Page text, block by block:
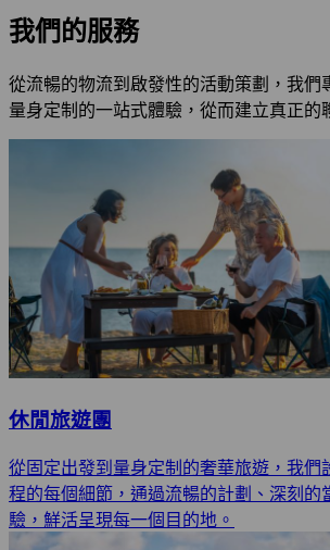
我們的服務
從流暢的物流到啟發性的活動策劃，我們
量身定制的一站式體驗，從而建立真正的
休閒旅遊團
從固定出發到量身定制的奢華旅遊，我們
程的每個細節，通過流暢的計劃、深刻的
驗，鮮活呈現每一個目的地。